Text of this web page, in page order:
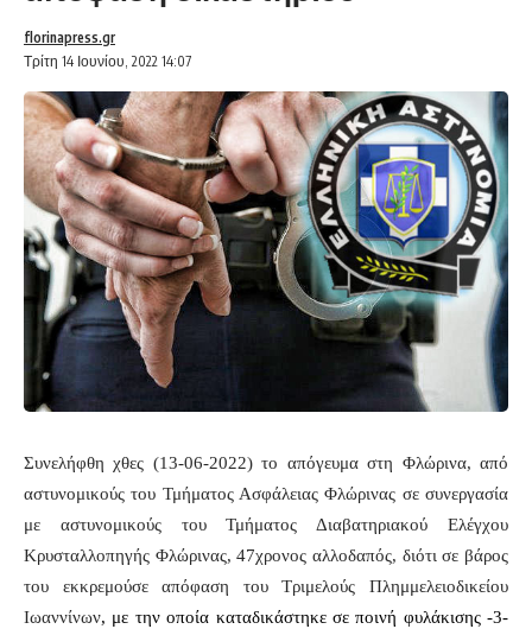
Τρίτη 14 Ιουνίου, 2022 14:07
florinapress.gr
Συνελήφθη χθες (13-06-2022) το απόγευμα στη Φλώρινα, από
αστυνομικούς του Τμήματος Ασφάλειας Φλώρινας σε συνεργασία
με αστυνομικούς του Τμήματος Διαβατηριακού Ελέγχου
Κρυσταλλοπηγής Φλώρινας, 47χρονος αλλοδαπός, διότι σε βάρος
του εκκρεμούσε απόφαση του Τριμελούς Πλημμελειοδικείου
Ιωαννίνων, με την οποία καταδικάστηκε σε ποινή φυλάκισης -3-